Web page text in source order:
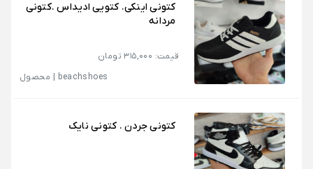
کتونی اینکی. کتویی ادیداس .کتونی
مردانه
قیمت: 315,000 تومان
beachshoes
محصول
کتونی جردن .‌ کتونی نایک